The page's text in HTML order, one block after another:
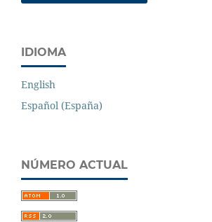
IDIOMA
English
Español (España)
NÚMERO ACTUAL